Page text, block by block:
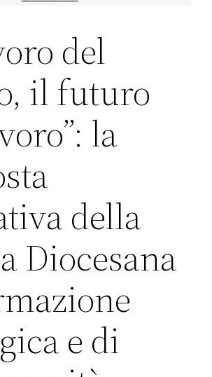
del
il futuro
la
della
Diocesana
e di